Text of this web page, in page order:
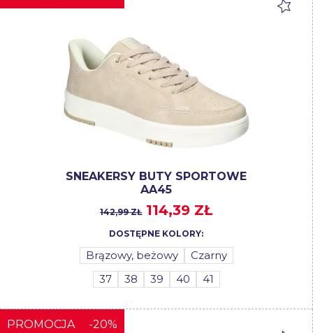
SNEAKERSY BUTY SPORTOWE
AA45
142,99 ZŁ 114,39 ZŁ
DOSTĘPNE KOLORY:
Brązowy, beżowy
Czarny
37
38 39 40 41
PROMOCJA -20%